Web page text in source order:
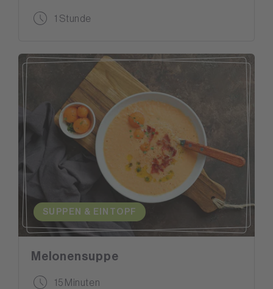
1 Stunde
SUPPEN & EINTOPF
Melonensuppe
15 Minuten